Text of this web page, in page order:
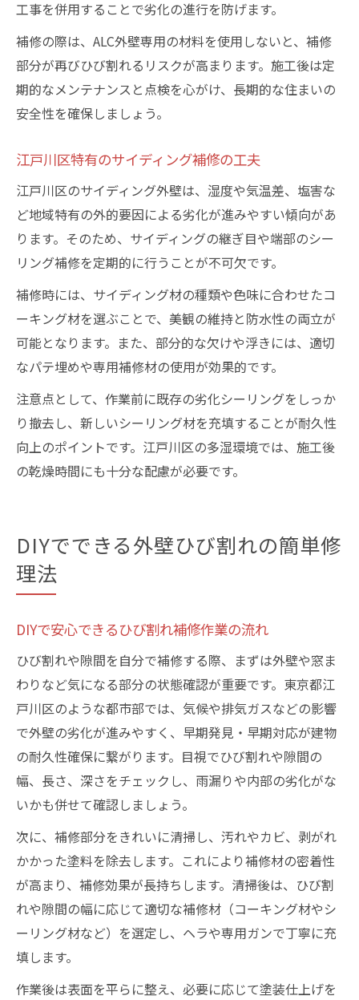
工事を併用することで劣化の進行を防げます。
補修の際は、ALC外壁専用の材料を使用しないと、補修
部分が再びひび割れるリスクが高まります。施工後は定
期的なメンテナンスと点検を心がけ、長期的な住まいの
安全性を確保しましょう。
江戸川区特有のサイディング補修の工夫
江戸川区のサイディング外壁は、湿度や気温差、塩害な
ど地域特有の外的要因による劣化が進みやすい傾向があ
ります。そのため、サイディングの継ぎ目や端部のシー
リング補修を定期的に行うことが不可欠です。
補修時には、サイディング材の種類や色味に合わせたコ
ーキング材を選ぶことで、美観の維持と防水性の両立が
可能となります。また、部分的な欠けや浮きには、適切
なパテ埋めや専用補修材の使用が効果的です。
注意点として、作業前に既存の劣化シーリングをしっか
り撤去し、新しいシーリング材を充填することが耐久性
向上のポイントです。江戸川区の多湿環境では、施工後
の乾燥時間にも十分な配慮が必要です。
DIYでできる外壁ひび割れの簡単修
理法
DIYで安心できるひび割れ補修作業の流れ
ひび割れや隙間を自分で補修する際、まずは外壁や窓ま
わりなど気になる部分の状態確認が重要です。東京都江
戸川区のような都市部では、気候や排気ガスなどの影響
で外壁の劣化が進みやすく、早期発見・早期対応が建物
の耐久性確保に繋がります。目視でひび割れや隙間の
幅、長さ、深さをチェックし、雨漏りや内部の劣化がな
いかも併せて確認しましょう。
次に、補修部分をきれいに清掃し、汚れやカビ、剥がれ
かかった塗料を除去します。これにより補修材の密着性
が高まり、補修効果が長持ちします。清掃後は、ひび割
れや隙間の幅に応じて適切な補修材（コーキング材やシ
ーリング材など）を選定し、ヘラや専用ガンで丁寧に充
填します。
作業後は表面を平らに整え、必要に応じて塗装仕上げを